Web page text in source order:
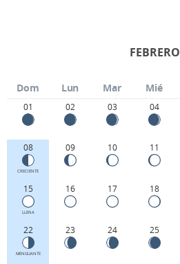
FEBRERO
Dom Lun Mar Mié
01 02 03 04
08
CRECIENTE
09 10 11
15
LLENA
16 17 18
22
MENGUANTE
23 24 25